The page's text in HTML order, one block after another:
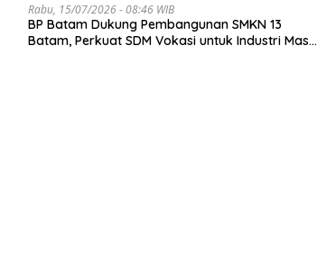
Rabu, 15/07/2026 - 08:46 WIB
BP Batam Dukung Pembangunan SMKN 13
Batam, Perkuat SDM Vokasi untuk Industri Masa